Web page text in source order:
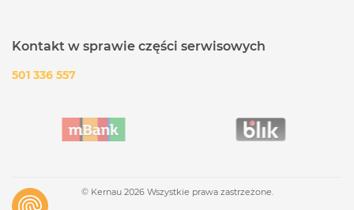
Kontakt w sprawie części serwisowych
501 336 557
© Kernau 2026 Wszystkie prawa zastrzeżone.